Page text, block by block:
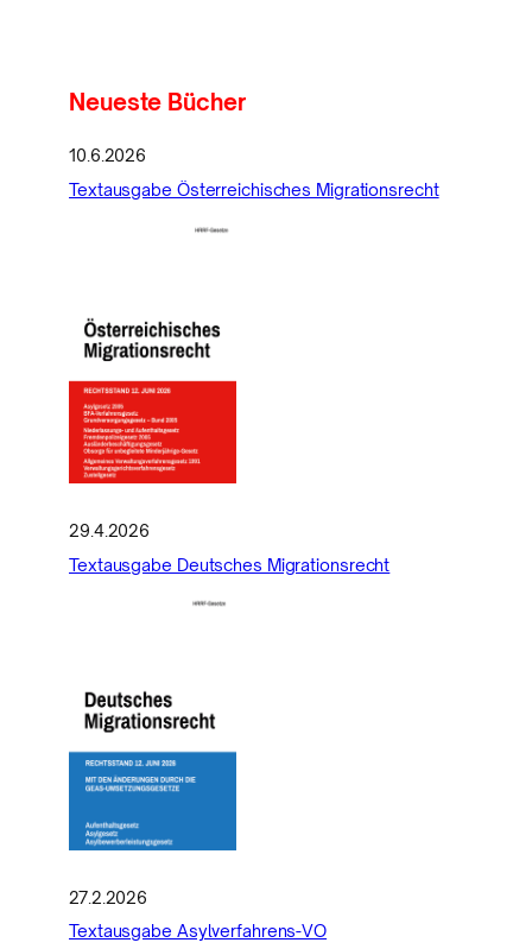
Neueste Bücher
10.6.2026
Textausgabe Österreichisches Migrationsrecht
29.4.2026
Textausgabe Deutsches Migrationsrecht
27.2.2026
Textausgabe Asylverfahrens-VO